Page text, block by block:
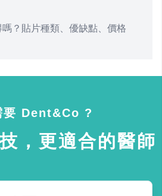
？貼片種類、優缺點、價格
要 Dent&Co ?
，更適合的醫師